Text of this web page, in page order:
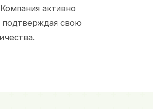
активно
подтверждая свою